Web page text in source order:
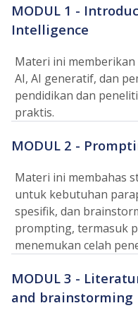
MODUL 1 -
Intelligence
Materi ini
AI, AI generatif, dan
pendidikan dan
praktis.
MODUL 2 -
Materi ini membahas
untuk kebutuhan
spesifik, dan
prompting, termasuk
menemukan celah
MODUL 3 -
and brainstorming